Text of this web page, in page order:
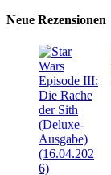
Neue Rezensionen